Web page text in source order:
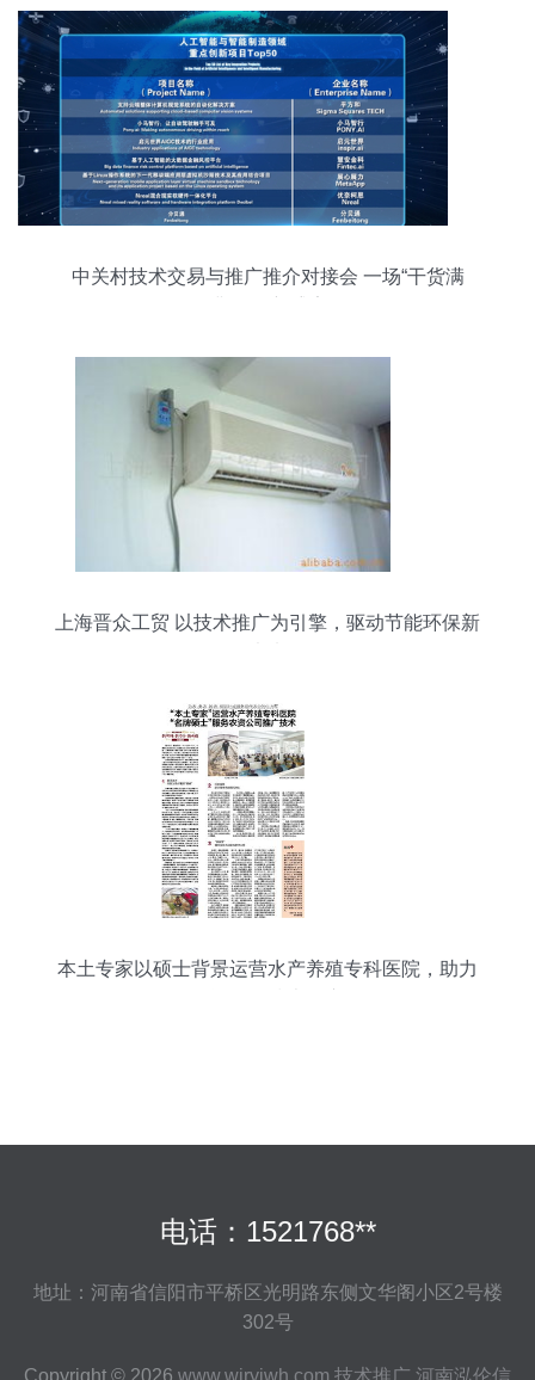
中关村技术交易与推广推介对接会 一场“干货满
上海晋众工贸 以技术推广为引擎，驱动节能环保新
本土专家以硕士背景运营水产养殖专科医院，助力
电话：1521768**
地址：河南省信阳市平桥区光明路东侧文华阁小区2号楼
302号
Copyright © 2026 www.wiryjwh.com 技术推广 河南泓伦信